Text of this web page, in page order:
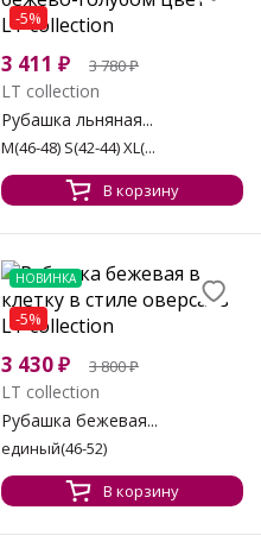
-5%
3 411 ₽ 3 780₽
LT collection
Рубашка льняная...
M(46-48) S(42-44) XL(...
В корзину
НОВИНКА
-5%
3 430₽ 3 800₽
LT collection
Рубашка бежевая...
единый(46-52)
В корзину